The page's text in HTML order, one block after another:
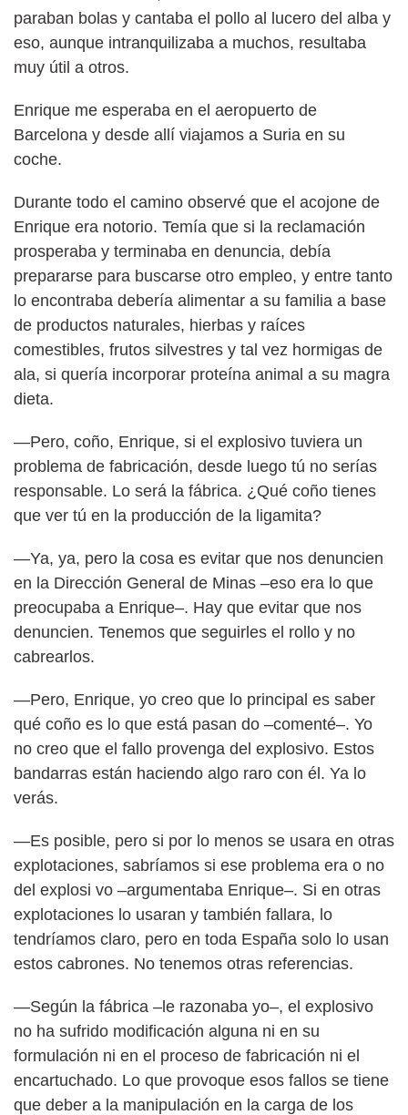
paraban bolas y cantaba el pollo al lucero del alba y
eso, aunque intranquilizaba a muchos, resultaba
muy útil a otros.
Enrique me esperaba en el aeropuerto de
Barcelona y desde allí viajamos a Suria en su
coche.
Durante todo el camino observé que el acojone de
Enrique era notorio. Temía que si la reclamación
prosperaba y terminaba en denuncia, debía
prepararse para buscarse otro empleo, y entre tanto
lo encontraba debería alimentar a su familia a base
de productos naturales, hierbas y raíces
comestibles, frutos silvestres y tal vez hormigas de
ala, si quería incorporar proteína animal a su magra
dieta.
—Pero, coño, Enrique, si el explosivo tuviera un
problema de fabricación, desde luego tú no serías
responsable. Lo será la fábrica. ¿Qué coño tienes
que ver tú en la producción de la ligamita?
—Ya, ya, pero la cosa es evitar que nos denuncien
en la Dirección General de Minas –eso era lo que
preocupaba a Enrique–. Hay que evitar que nos
denuncien. Tenemos que seguirles el rollo y no
cabrearlos.
—Pero, Enrique, yo creo que lo principal es saber
qué coño es lo que está pasan do –comenté–. Yo
no creo que el fallo provenga del explosivo. Estos
bandarras están haciendo algo raro con él. Ya lo
verás.
—Es posible, pero si por lo menos se usara en otras
explotaciones, sabríamos si ese problema era o no
del explosi vo –argumentaba Enrique–. Si en otras
explotaciones lo usaran y también fallara, lo
tendríamos claro, pero en toda España solo lo usan
estos cabrones. No tenemos otras referencias.
—Según la fábrica –le razonaba yo–, el explosivo
no ha sufrido modificación alguna ni en su
formulación ni en el proceso de fabricación ni el
encartuchado. Lo que provoque esos fallos se tiene
que deber a la manipulación en la carga de los